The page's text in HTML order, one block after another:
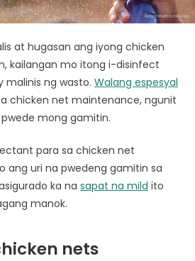
at hugasan ang iyong chicken
kailangan mo itong i-disinfect
malinis ng wasto. Walang espesyal
chicken net maintenance, ngunit
mong gamitin.
para sa chicken net
ang uri na pwedeng gamitin sa
ka na sapat na mild ito
manok.
nets